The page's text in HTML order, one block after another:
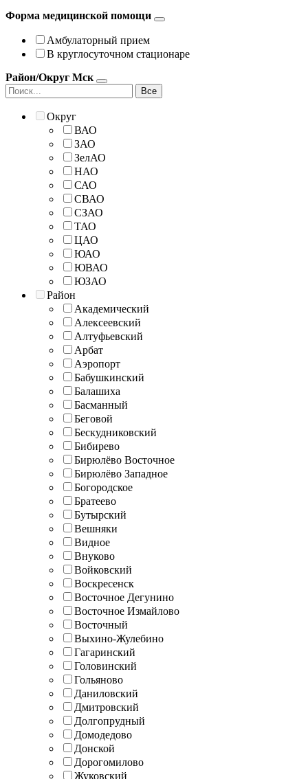
Форма медицинской помощи
Амбулаторный прием
В круглосуточном стационаре
Район/Округ Мск
Все
Округ
ВАО
ЗАО
ЗелАО
НАО
САО
СВАО
СЗАО
ТАО
ЦАО
ЮАО
ЮВАО
ЮЗАО
Район
Академический
Алексеевский
Алтуфьевский
Арбат
Аэропорт
Бабушкинский
Балашиха
Басманный
Беговой
Бескудниковский
Бибирево
Бирюлёво Восточное
Бирюлёво Западное
Богородское
Братеево
Бутырский
Вешняки
Видное
Внуково
Войковский
Воскресенск
Восточное Дегунино
Восточное Измайлово
Восточный
Выхино-Жулебино
Гагаринский
Головинский
Гольяново
Даниловский
Дмитровский
Долгопрудный
Домодедово
Донской
Дорогомилово
Жуковский